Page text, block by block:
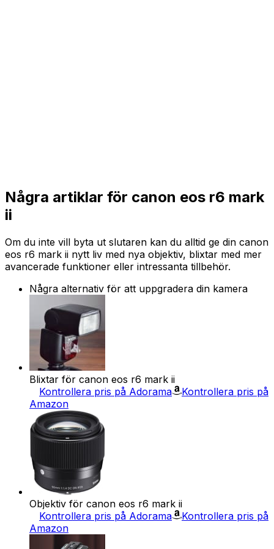
Några artiklar för canon eos r6 mark
ii
Om du inte vill byta ut slutaren kan du alltid ge din canon
eos r6 mark ii nytt liv med nya objektiv, blixtar med mer
avancerade funktioner eller intressanta tillbehör.
Några alternativ för att uppgradera din kamera
Blixtar för canon eos r6 mark ii
Kontrollera pris på Adorama
Kontrollera pris på
Amazon
Objektiv för canon eos r6 mark ii
Kontrollera pris på Adorama
Kontrollera pris på
Amazon